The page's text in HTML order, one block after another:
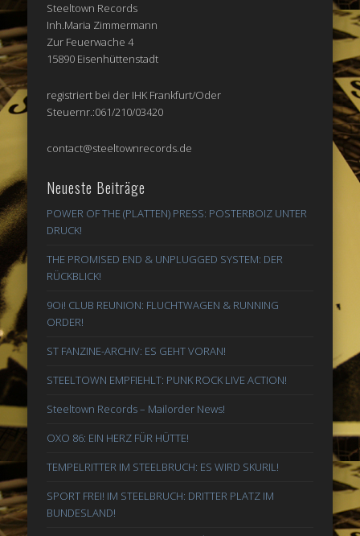
Steeltown Records
Inh.Maria Zimmermann
Zur Feuerwache 4
15890 Eisenhüttenstadt
registriert bei der IHK Frankfurt/Oder
Steuernr.:061/210/03420
contact@steeltownrecords.de
Neueste Beiträge
POWER OF THE (PLATTEN) PRESS: POSTERBOIZ UNTER
DRUCK!
THE PROMISED END & UNPLUGGED SYSTEM: DER
RÜCKBLICK!
9Oi! CLUB REUNION: FLUCHTWAGEN & RUNNING
ORDER!
ST FANZINE-ARCHIV: ES GEHT VORAN!
STEELTOWN EMPFIEHLT: PUNK ROCK LIVE ACTION!
Steeltown Records – Mailorder News!
OXO 86: EIN HERZ FÜR HÜTTE!
TEMPELRITTER IM STEELBRUCH: ES WIRD SKURIL!
SPORT FREI! IM STEELBRUCH: DRITTER PLATZ IM
BUNDESLAND!